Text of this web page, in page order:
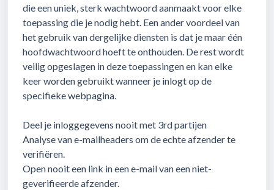
die een uniek, sterk wachtwoord aanmaakt voor elke
toepassing die je nodig hebt. Een ander voordeel van
het gebruik van dergelijke diensten is dat je maar één
hoofdwachtwoord hoeft te onthouden. De rest wordt
veilig opgeslagen in deze toepassingen en kan elke
keer worden gebruikt wanneer je inlogt op de
specifieke webpagina.
Deel je inloggegevens nooit met 3rd partijen
Analyse van e-mailheaders om de echte afzender te
verifiëren.
Open nooit een link in een e-mail van een niet-
geverifieerde afzender.